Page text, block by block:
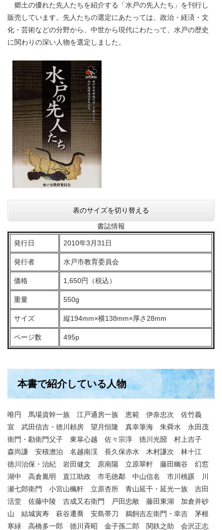
郷土の優れた先人たちを紹介する「水戸の先人たち」を刊行し
販売しています。先人たちの選定にあたっては、政治・経済・文
化・芸術などの分野から、中世から現代にわたって、水戸の歴史
に関わりの深い人物を選定しました。
表のサイズを切り替える
書誌情報
発行日 2010年3月31日
発行者 水戸市教育委員会
価格 1,650円（税込）
重量 550g
サイズ 縦194mm×横138mm×厚さ28mm
ページ数 495p
本書で紹介している人物
唯円 馬場資幹一族 江戸通房一族 恵範 伊奈忠次 佐竹義
宣 武田信吉・徳川頼房 望月恒隆 真幸筆海 朱舜水 永田茂
衛門・勘衛門父子 東皐心越 佐々宗淳 徳川光圀 村上吉子
森尚謙 安積澹泊 名越南渓 長久保赤水 木村謙次 林十江
徳川治保・治紀 岩田健文 原南陽 立原翠軒 藤田幽谷 幻窓
湖中 高倉胤明 直江助政 市毛徳鄰 中山信名 市川桃蹊 川
瀬七郎衛門 小宮山楓軒 立原杏所 青山延干・延光一族 吉田
活堂 佐藤中陵 吉成又右衛門 戸田忠敞 藤田東湖 加倉井砂
山 結城寅寿 萩谷遷喬 安島帯刀 鵜飼吉左衛門・幸吉 茅根
寒緑 高橋多一郎 徳川斉昭 金子孫二郎 関鉄之助 会沢正志